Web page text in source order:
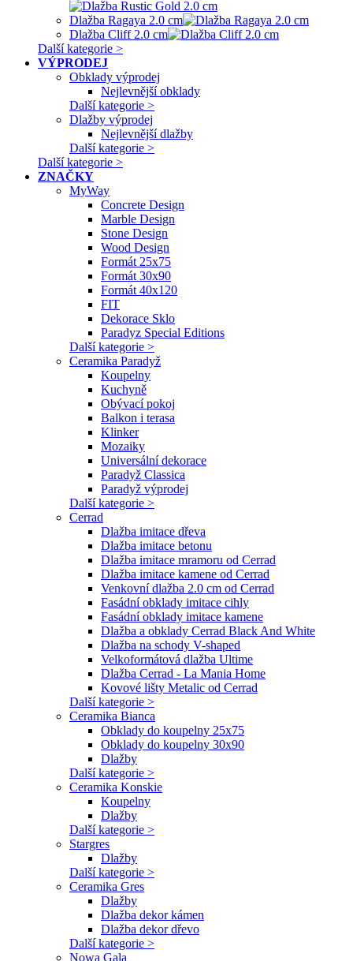
Dlažba Ragaya 2.0 cm
Dlažba Cliff 2.0 cm
Další kategorie >
VÝPRODEJ
Obklady výprodej
Nejlevnější obklady
Další kategorie >
Dlažby výprodej
Nejlevnější dlažby
Další kategorie >
Další kategorie >
ZNAČKY
MyWay
Concrete Design
Marble Design
Stone Design
Wood Design
Formát 25x75
Formát 30x90
Formát 40x120
FIT
Dekorace Sklo
Paradyz Special Editions
Další kategorie >
Ceramika Paradyž
Koupelny
Kuchyně
Obývací pokoj
Balkon i terasa
Klinker
Mozaiky
Universální dekorace
Paradyž Classica
Paradyž výprodej
Další kategorie >
Cerrad
Dlažba imitace dřeva
Dlažba imitace betonu
Dlažba imitace mramoru od Cerrad
Dlažba imitace kamene od Cerrad
Venkovní dlažba 2.0 cm od Cerrad
Fasádní obklady imitace cihly
Fasádní obklady imitace kamene
Dlažba a obklady Cerrad Black And White
Dlažba na schody V-shaped
Velkoformátová dlažba Ultime
Dlažba Cerrad - La Mania Home
Kovové lišty Metalic od Cerrad
Další kategorie >
Ceramika Bianca
Obklady do koupelny 25x75
Obklady do koupelny 30x90
Dlažby
Další kategorie >
Ceramika Konskie
Koupelny
Dlažby
Další kategorie >
Stargres
Dlažby
Další kategorie >
Ceramika Gres
Dlažby
Dlažba dekor kámen
Dlažba dekor dřevo
Další kategorie >
Nowa Gala